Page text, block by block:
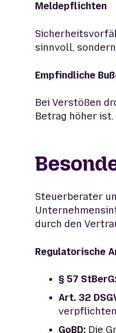
Meldepflichten
sinnvoll,
Empfindliche
Bei Verstößen
Betrag höher ist.
Steuerberater
durch den
Regulatorische
§ 57 StBerG:
Art. 32
GoBD: Die